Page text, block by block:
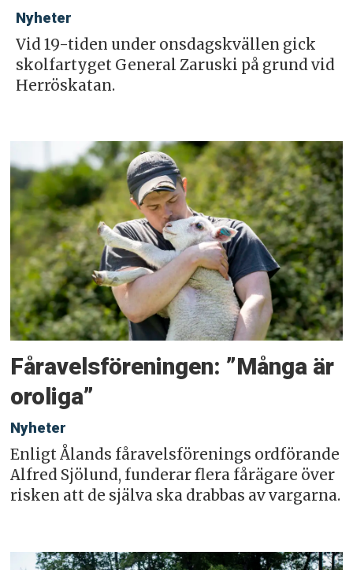
Nyheter
Vid 19-tiden under onsdagskvällen gick
skolfartyget General Zaruski på grund vid
Herröskatan.
Fåravelsföreningen: ”Många är
oroliga”
Nyheter
Enligt Ålands fåravelsförenings ordförande
Alfred Sjölund, funderar flera fårägare över
risken att de själva ska drabbas av vargarna.